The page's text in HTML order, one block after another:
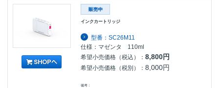
インクカートリッジ
型番：SC26M11
仕様：マゼンタ 110ml
希望小売価格（税込）： 8,800円
希望小売価格（税別）： 8,000円
備考：